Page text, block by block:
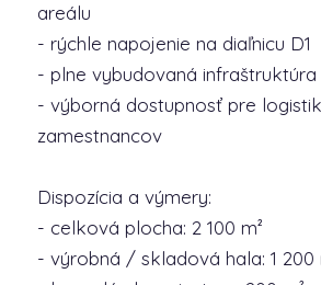
areálu
- rýchle napojenie na diaľnicu D1
- plne vybudovaná infraštruktúra
- výborná dostupnosť pre
zamestnancov
Dispozícia a výmery:
- celková plocha: 2 100 m²
- výrobná / skladová hala: 1 200